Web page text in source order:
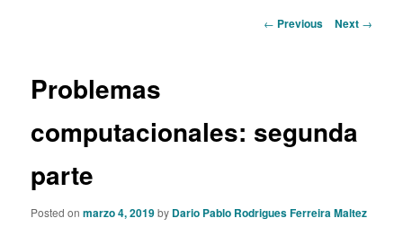
Post
← Previous Next →
Problemas
computacionales: segunda
parte
Posted onmarzo 4, 2019by Dario Pablo Rodrigues Ferreira Maltez